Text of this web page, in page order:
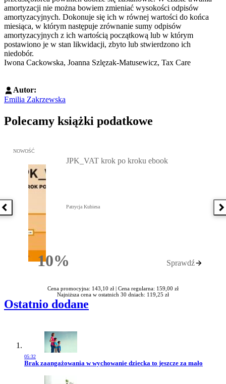
amortyzacji nie można bowiem zmieniać wysokości odpisów
amortyzacyjnych. Dokonuje się ich w równej wartości do końca
miesiąca, w którym następuje zrównanie sumy odpisów
amortyzacyjnych z ich wartością początkową lub w którym
postawiono je w stan likwidacji, zbyto lub stwierdzono ich
niedobór.
Iwona Cackowska, Joanna Szlęzak-Matusewicz, Tax Care
Autor:
Emilia Zakrzewska
Polecamy książki podatkowe
Poprzednia książka
Przejdź do: JPK_VAT krok po kroku ebook, Patrycja Kubiesa -
NOWOŚĆ
10%Rabatu
JPK_VAT krok po kroku ebook
Patrycja Kubiesa
Sprawdź
Cena promocyjna: 143,10 zł | Cena regularna: 159,00 zł
Najniższa cena w ostatnich 30 dniach: 119,25 zł
Ostatnio dodane
05:32
Przejdź do artykułu:
Brak zaangażowania w wychowanie dziecka to jeszcze za mało